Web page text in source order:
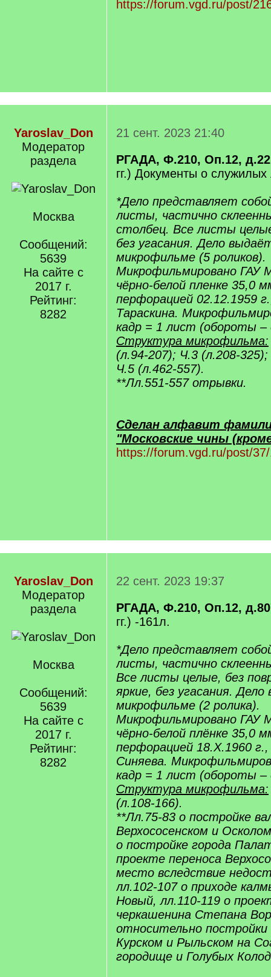
https://forum.vgd.ru/post/
Yaroslav_Don
Модератор
раздела
Москва
Сообщений:
5639
На сайте с
2017 г.
Рейтинг:
8282
21 сент. 2023 21:40
РГАДА, Ф.210, Оп.12,
гг.) Документы о
*Дело представляет
листы, частично
столбец. Все листы
без угасания. Дело
микрофильме (5 роликов).
Микрофильмировано ГАУ
чёрно-белой пленке 35,0
перфорацией 02.12.1959
Тараскина.
кадр = 1 лист (обороты –
Структура микрофильма:
(л.94-207); Ч.3 (л.208-
Ч.5 (л.462-557).
**Лл.551-557 отрывки.
Сделан алфавит
"Московские чины
https://forum.vgd.ru/post/
Yaroslav_Don
Модератор
раздела
Москва
Сообщений:
5639
На сайте с
2017 г.
Рейтинг:
8282
22 сент. 2023 19:37
РГАДА, Ф.210, Оп.12,
гг.) -161л.
*Дело представляет
листы, частично
Все листы целые, без
яркие, без угасания.
микрофильме (2 ролика).
Микрофильмировано ГАУ
чёрно-белой плёнке 35,0
перфорацией 18.X.1960
Синяева.
кадр = 1 лист (обороты –
Структура микрофильма:
(л.108-166).
**Лл.75-83 о постройке
Верхососенском и
о постройке города
проекте переноса
место вследствие
лл.102-107 о приходе
Новый, лл.110-119 о
черкашенина Степана
относительно постройки
Курском и Рыльском на
городище и Голубых